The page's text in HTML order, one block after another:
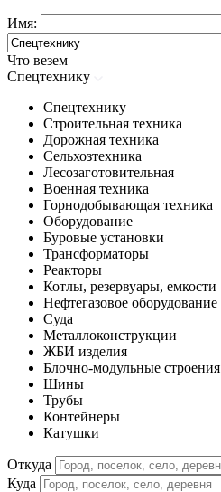
Имя:
Что везем
Спецтехнику
Спецтехнику
Строительная техника
Дорожная техника
Сельхозтехника
Лесозаготовительная
Военная техника
Горнодобывающая техника
Оборудование
Буровые установки
Трансформаторы
Реакторы
Котлы, резервуары, емкости
Нефтегазовое оборудование
Cуда
Металлоконструкции
ЖБИ изделия
Блочно-модульные строения
Шины
Трубы
Контейнеры
Катушки
Откуда
Куда